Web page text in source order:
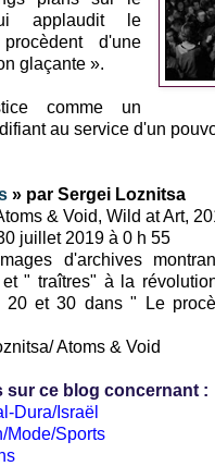
applaudit le
d'une
glaçante ».
comme un
au service d'un
» par Sergei Loznitsa
& Void, Wild at Art,
juillet 2019 à 0 h 55
d'archives
" traîtres" à la
20 et 30 dans " Le
Atoms & Void
sur ce blog concernant :
Dura/Israël
Mode/Sports